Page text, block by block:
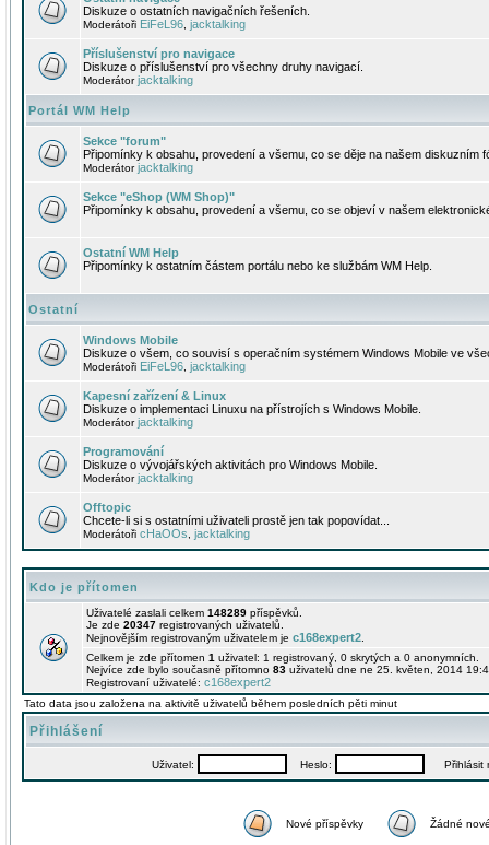
Diskuze o ostatních navigačních řešeních.
Moderátoři EiFeL96 jacktalking
Příslušenství pro navigace
Diskuze o příslušenství pro všechny druhy navigací.
Moderátorjacktalking
Portál WM Help
Sekce "forum"
Připomínky k obsahu, provedení a všemu, co se děje na našem diskuzním
Moderátorjacktalking
Sekce "eShop (WM Shop)"
Připomínky k obsahu, provedení a všemu, co se objeví v našem
Ostatní WM Help
Připomínky k ostatním částem portálu nebo ke službám WM Help.
Ostatní
Windows Mobile
Diskuze o všem, co souvisí s operačním systémem Windows Mobile ve
Moderátoři EiFeL96 jacktalking
Kapesní zařízení & Linux
Diskuze o implementaci Linuxu na přístrojích s Windows Mobile.
Moderátorjacktalking
Programování
Diskuze o vývojářských aktivitách pro Windows Mobile.
Moderátorjacktalking
Offtopic
Chcete-li si s ostatními uživateli prostě jen tak popovídat...
Moderátoři cHaOOs jacktalking
Kdo je přítomen
Uživatelé zaslali celkem 148289 příspěvků.
Je zde 20347 registrovaných uživatelů.
Nejnovějším registrovaným uživatelem je c168expert2
Celkem je zde přítomen 1 uživatel: 1 registrovaný, 0 skrytých a 0
Nejvíce zde bylo současně přítomno 83 uživatelů dne ne 25. květen, 2014
Registrovaní uživatelé: c168expert2
Tato data jsou založena na aktivitě uživatelů během posledních pěti minut
Přihlášení
Uživatel: Heslo: Přihlásit
Nové příspěvky Žádné